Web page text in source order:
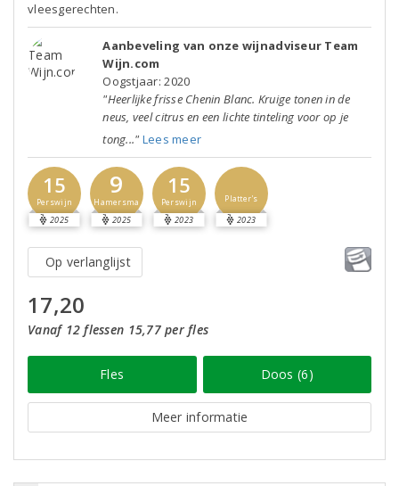
vleesgerechten.
Aanbeveling van onze wijnadviseur Team
Wijn.com
Oogstjaar: 2020
"Heerlijke frisse Chenin Blanc. Kruige tonen in de
neus, veel citrus en een lichte tinteling voor op je
tong..." Lees meer
15
Perswijn
2025
9
Hamersma
2025
15
Perswijn
2023
Platter's
2023
Op verlanglijst
17,20
Vanaf 12 flessen 15,77 per fles
Fles Doos (6)
Meer informatie